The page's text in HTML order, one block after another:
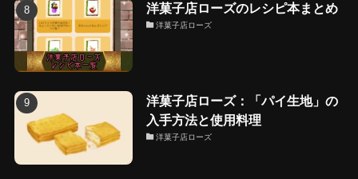
洋菓子店ローズのレシピ本まとめ
洋菓子店ローズ
洋菓子店ローズ：「パイ生地」の
入手方法と使用料理
洋菓子店ローズ